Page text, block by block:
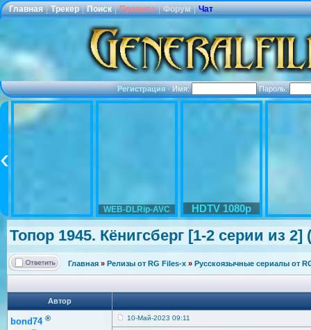
Главная | Трекер | Поиск | Правила | Форум | Чат
Регистрация·Имя: Пароль:
WEB-DLRip-AVC HDTV 1080p
Топор 1945. Кёнигсберг [1-2 серии из 2]
Главная » Релизы от RG Files-x » Русскоязычные сериалы от
Автор
bond74 ® 10-Май-2023 09:11